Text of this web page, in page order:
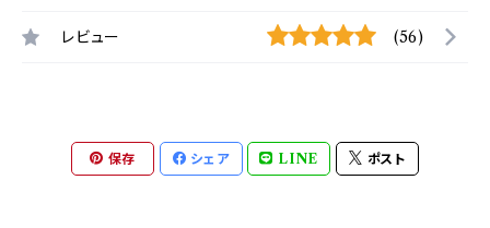
レビュー (56)
保存 シェア LINE ポスト